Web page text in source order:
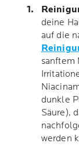
deine
auf die
sanftem
dunkle
Säure),
werden